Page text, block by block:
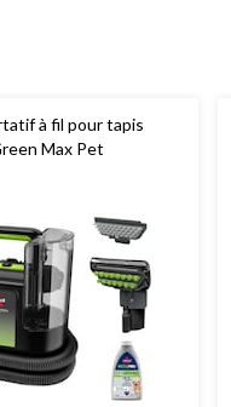
à fil pour tapis
Max Pet